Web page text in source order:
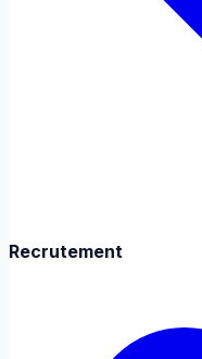
Recrutement